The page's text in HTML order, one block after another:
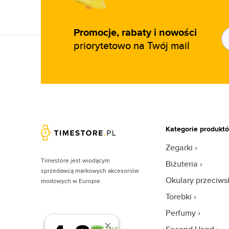
Cerruti (20)
Clarins (3)
Coty (8)
Courreges (12)
Creed (65)
Cristiano Ronaldo (18)
David Beckham (51)
Promocje, rabaty i nowości
priorytetowo na Twój mail
Timestore jest wiodącym
sprzedawcą markowych akcesoriów
modowych w Europie.
Kategorie
Zegarki
Biżuteria
Okulary
Torebki
Perfumy